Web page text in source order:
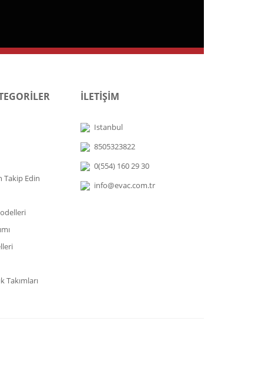
Takip Edin
Takımları
İLETİŞİM
Istanbul
8505323822
0(554) 160 29 30
info@evac.com.tr